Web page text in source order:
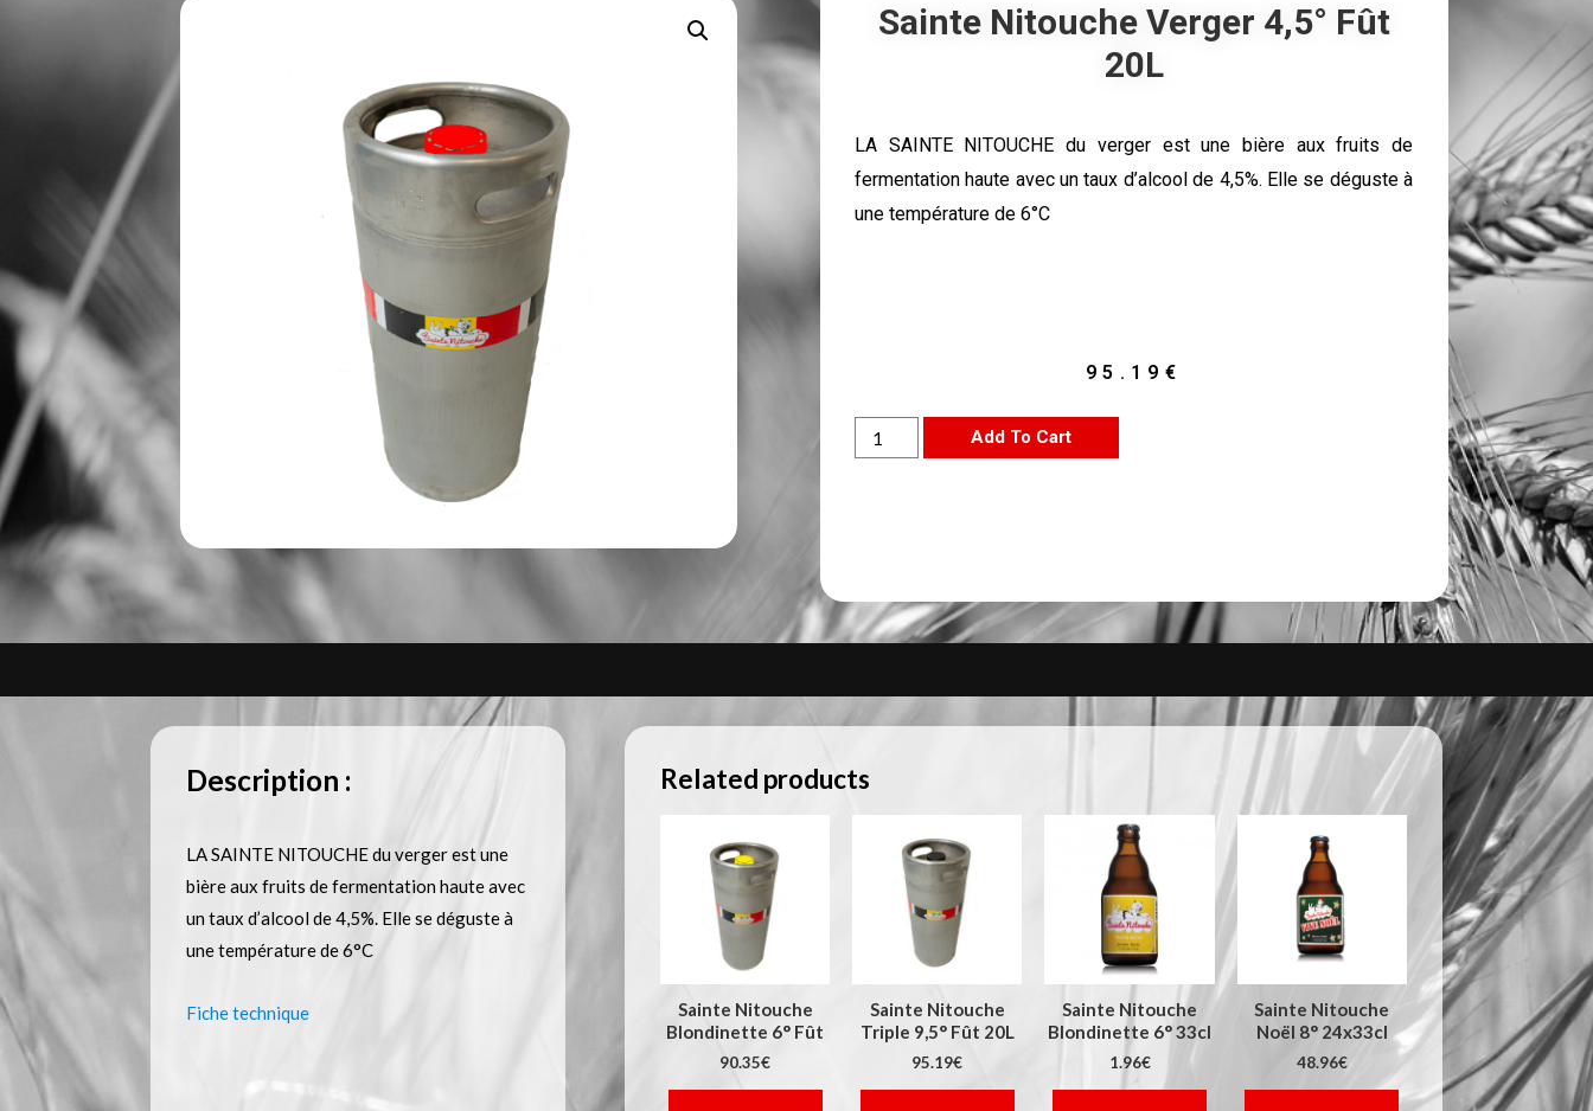
Sainte Nitouche Verger 4,5° Fût
20L
LA SAINTE NITOUCHE du verger est une bière aux fruits de
fermentation haute avec un taux d’alcool de 4,5%. Elle se déguste à
une température de 6°C
95.19 €
Add To Cart
Description :
LA SAINTE NITOUCHE du verger est une
bière aux fruits de fermentation haute avec
un taux d’alcool de 4,5%. Elle se déguste à
une température de 6°C
Fiche technique
Related products
Sainte Nitouche
Blondinette 6° Fût
20L
90.35€
Sainte Nitouche
Triple 9,5° Fût 20L
95.19€
Sainte Nitouche
Blondinette 6° 33cl
1.96€
Sainte Nitouche
Noël 8° 24x33cl
48.96€